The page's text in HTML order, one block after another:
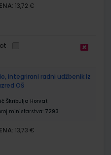
13,72 €
dio, integrirani radni udžbenik iz
OŠ
Škribulja Horvat
ministarstva: 7293
13,73 €